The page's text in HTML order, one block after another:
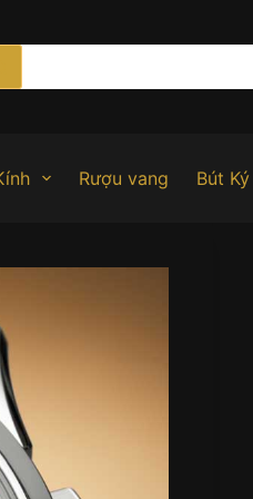
Rượu vang Bút Ký